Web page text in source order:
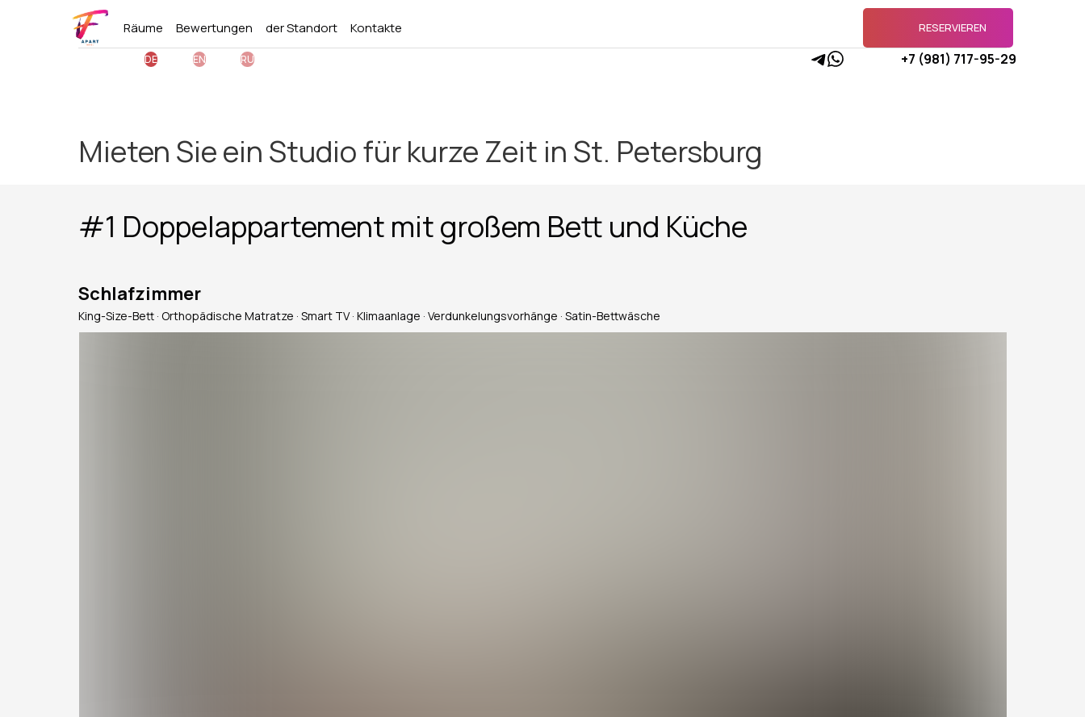
Räume Bewertungen der Standort Kontakte RESERVIEREN
DE EN RU +7 (981) 717-95-29
Mieten Sie ein Studio für kurze Zeit in St. Petersburg
#1 Doppelappartement mit großem Bett und Küche
King-Size-Bett · Orthopädische Matratze · Smart TV · Klimaanlage · Verdunkelungsvorhänge · Satin-Bettwäsche
Schlafzimmer